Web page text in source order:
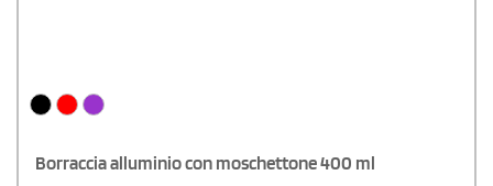
Borraccia alluminio con moschettone 400 ml